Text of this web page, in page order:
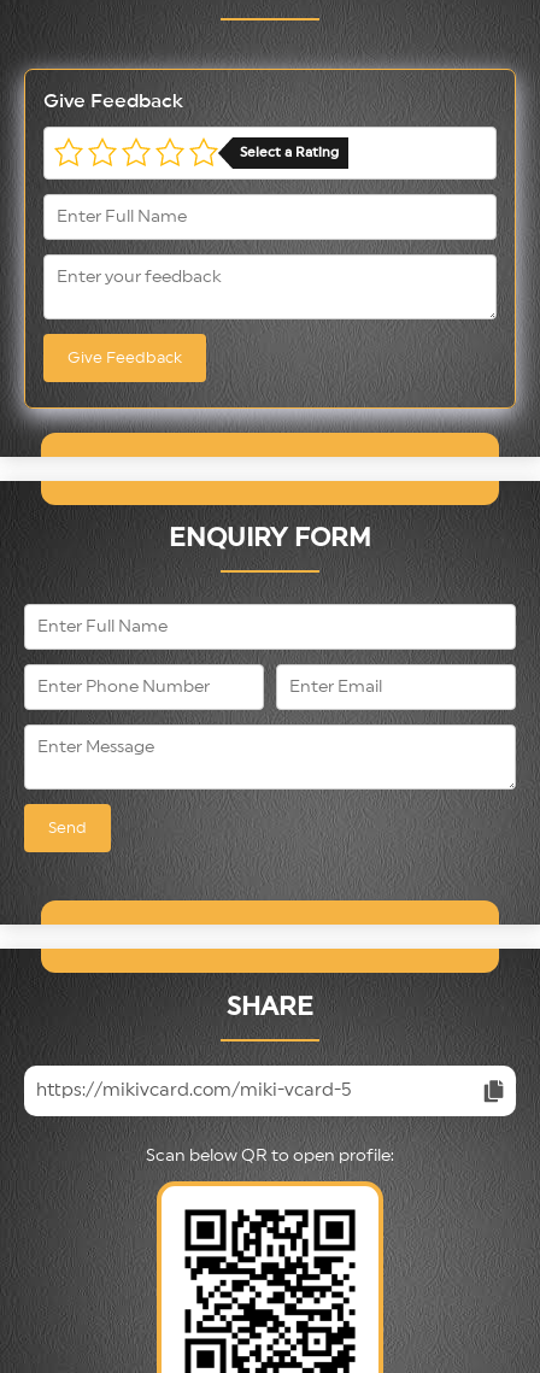
Give Feedback
Select a Rating
ENQUIRY FORM
SHARE
https://mikivcard.com/miki-vcard-5
Scan below QR to open profile: